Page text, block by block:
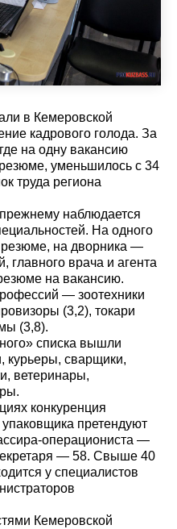
в Кемеровской
кадрового голода. За
на одну вакансию
уменьшилось с 34
труда региона
наблюдается
На одного
резюме, на дворника —
главного врача и агента
на вакансию.
— зоотехники
(3,2), токари
(3,8).
списка вышли
курьеры, сварщики,
ветеринары,
конкуренция
претендуют
операциониста —
— 58. Свыше 40
у специалистов
Кемеровской